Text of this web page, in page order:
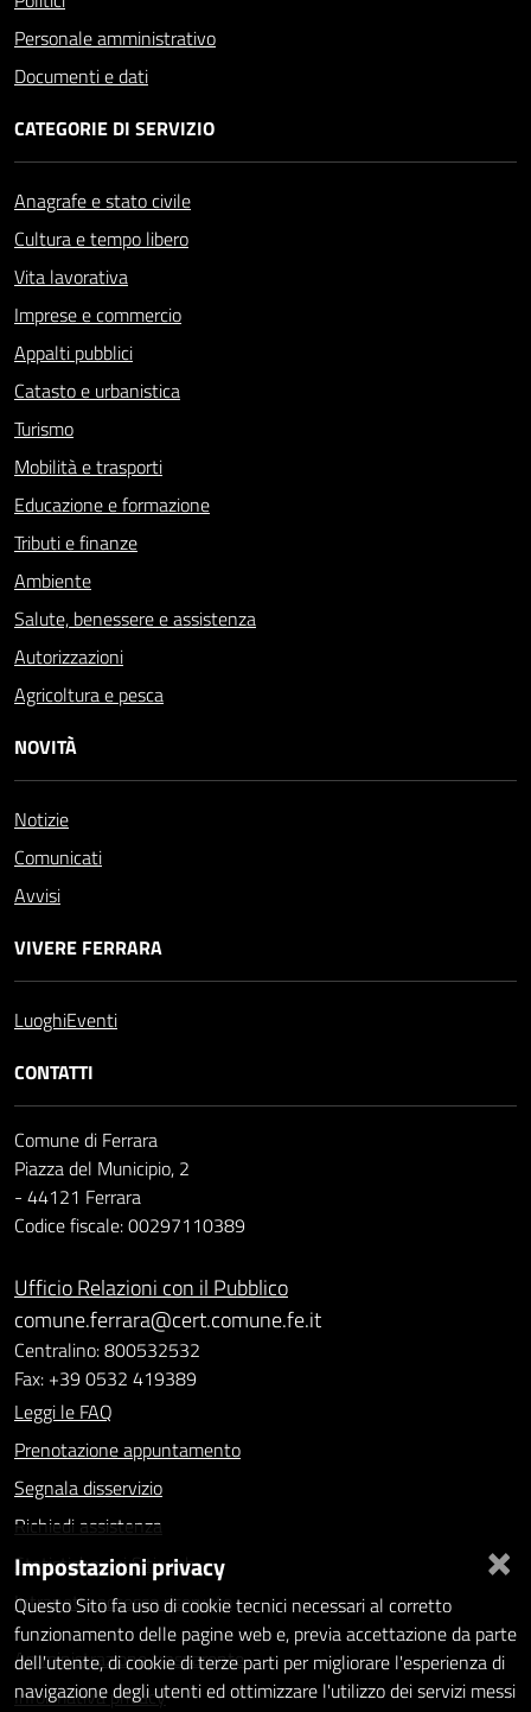
Personale amministrativo
Documenti e dati
CATEGORIE DI SERVIZIO
Anagrafe e stato civile
Cultura e tempo libero
Vita lavorativa
Imprese e commercio
Appalti pubblici
Catasto e urbanistica
Turismo
Mobilità e trasporti
Educazione e formazione
Tributi e finanze
Ambiente
Salute, benessere e assistenza
Autorizzazioni
Agricoltura e pesca
NOVITÀ
Notizie
Comunicati
Avvisi
VIVERE FERRARA
LuoghiEventi
CONTATTI
Comune di Ferrara
Piazza del Municipio, 2
- 44121 Ferrara
Codice fiscale: 00297110389
Ufficio Relazioni con il Pubblico
comune.ferrara@cert.comune.fe.it
Centralino: 800532532
Fax: +39 0532 419389
Leggi le FAQ
Prenotazione appuntamento
Segnala disservizio
Richiedi assistenza
Statistiche dei Siti web
Intranet - accesso riservato
Amministrazione trasparente
Informativa privacy
×
Impostazioni privacy
Questo Sito fa uso di cookie tecnici necessari al corretto
funzionamento delle pagine web e, previa accettazione da parte
dell'utente, di cookie di terze parti per migliorare l'esperienza di
navigazione degli utenti ed ottimizzare l'utilizzo dei servizi messi